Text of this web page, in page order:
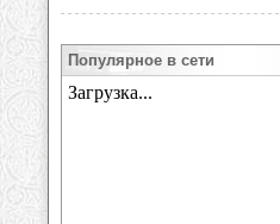
Популярное в сети